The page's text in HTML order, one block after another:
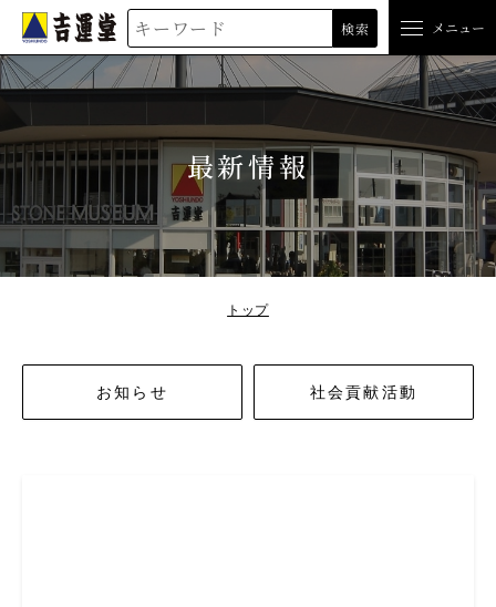
吉運堂 検索 メニュー
最新情報
トップ
お知らせ 社会貢献活動